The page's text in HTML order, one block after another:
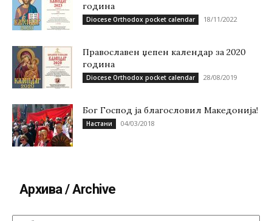
година
Diocese Orthodox pocket calendar 18/11/2022
Православен џепен календар за 2020
година
Diocese Orthodox pocket calendar 28/08/2019
Бог Господ ја благословил Македонија!
Настани 04/03/2018
Архива / Archive
Архива